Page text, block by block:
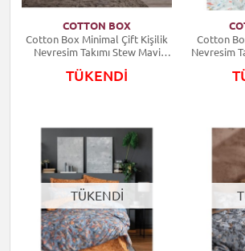
COTTON BOX
Cotton Box Minimal Çift Kişilik
Nevresim Takımı Stew Mavi
TÜKENDİ
Cotton
Nevresim
TÜKENDİ